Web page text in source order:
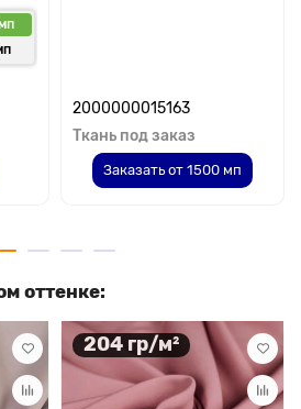
2000000015163
Ткань под заказ
Заказать от 1500 мп
оттенке:
204 гр/м²